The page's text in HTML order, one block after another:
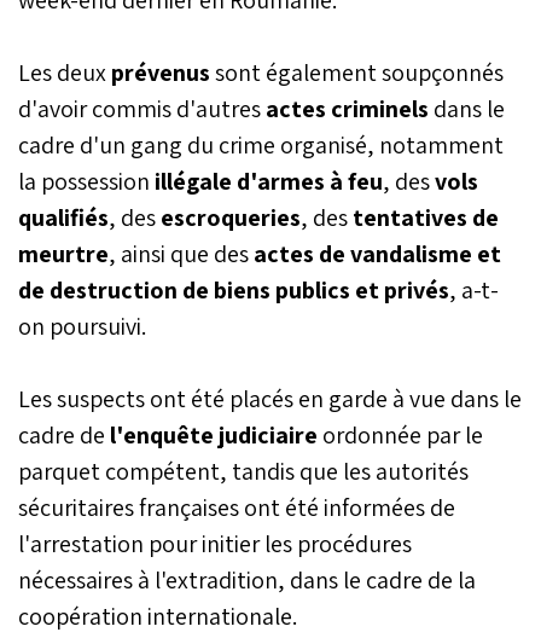
Les deuxprévenussont également soupçonnés
d'avoir commis d'autresactes criminels dans le
cadre d'un gang du crime organisé, notamment
la possession illégale d'armes à feu, desvols
qualifiés, desescroqueries, destentatives de
meurtre, ainsi que desactes de vandalisme et
de destruction de biens publics et privés, a-t-
on poursuivi.
Les suspects ont été placés en garde à vue dans le
cadre de l'enquête judiciaire ordonnée par le
parquet compétent, tandis que les autorités
sécuritaires françaises ont été informées de
l'arrestation pour initier les procédures
nécessaires à l'extradition, dans le cadre de la
coopération internationale.